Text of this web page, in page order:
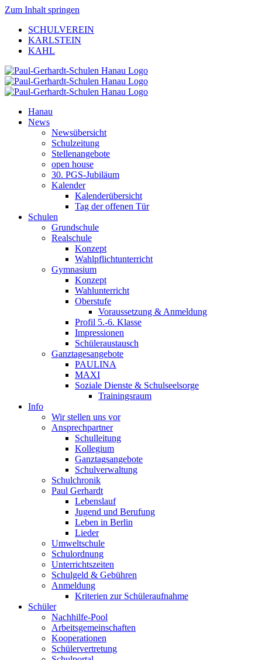
Zum Inhalt springen
SCHULVEREIN
KARLSTEIN
KAHL
Hanau
News
Newsübersicht
Schulzeitung
Stellenangebote
open house
30. PGS-Jubiläum
Kalender
Kalenderübersicht
Tag der offenen Tür
Schulen
Grundschule
Realschule
Konzept
Wahlpflichtunterricht
Gymnasium
Konzept
Wahlunterricht
Oberstufe
Voraussetzung & Anmeldung
Profil 5.-6. Klasse
Impressionen
Schüleraustausch
Ganztagesangebote
PAULINA
MAXI
Soziale Dienste & Schulseelsorge
Trainingsraum
Info
Wir stellen uns vor
Ansprechpartner
Schulleitung
Kollegium
Ganztagsangebote
Schulverwaltung
Schulchronik
Paul Gerhardt
Lebenslauf
Jugend und Berufung
Leben in Berlin
Lieder
Umweltschule
Schulordnung
Unterrichtszeiten
Schulgeld & Gebühren
Anmeldung
Kriterien zur Schüleraufnahme
Schüler
Nachhilfe-Pool
Arbeitsgemeinschaften
Kooperationen
Schülervertretung